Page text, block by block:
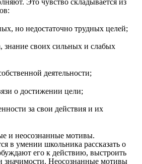
Это чувство складывается из
но недостаточно трудных целей;
знание своих сильных и слабых
деятельности;
о достижении цели;
за свои действия и их
и неосознанные мотивы.
в умении школьника рассказать о
его к действию, выстроить
значимости. Неосознанные мотивы